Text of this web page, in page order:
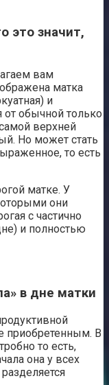
это значит,
вам
матка
и
от обычной только
верхней
Но может стать
то есть
матке. У
они
с частично
и полностью
в дне матки
приобретенным. В
то есть,
она у всех